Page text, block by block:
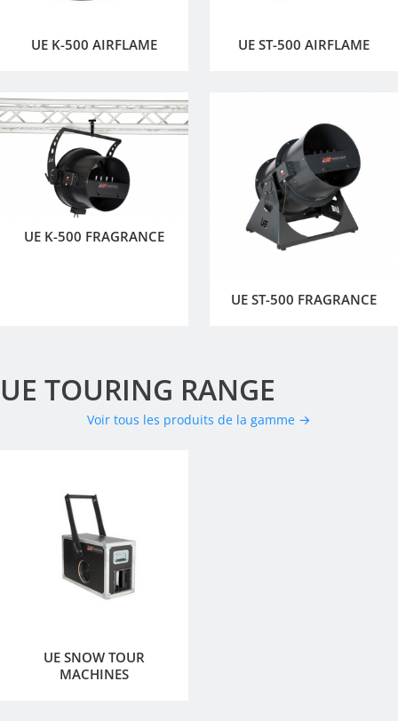
UE K-500 AIRFLAME UE ST-500 AIRFLAME
UE K-500 FRAGRANCE
UE ST-500 FRAGRANCE
UE TOURING RANGE
Voir tous les produits de la gamme →
UE SNOW TOUR
MACHINES